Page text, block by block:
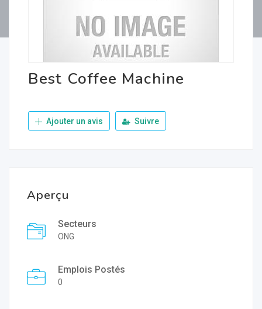
Best Coffee Machine
Ajouter un avis Suivre
Aperçu
Secteurs
ONG
Emplois Postés
0